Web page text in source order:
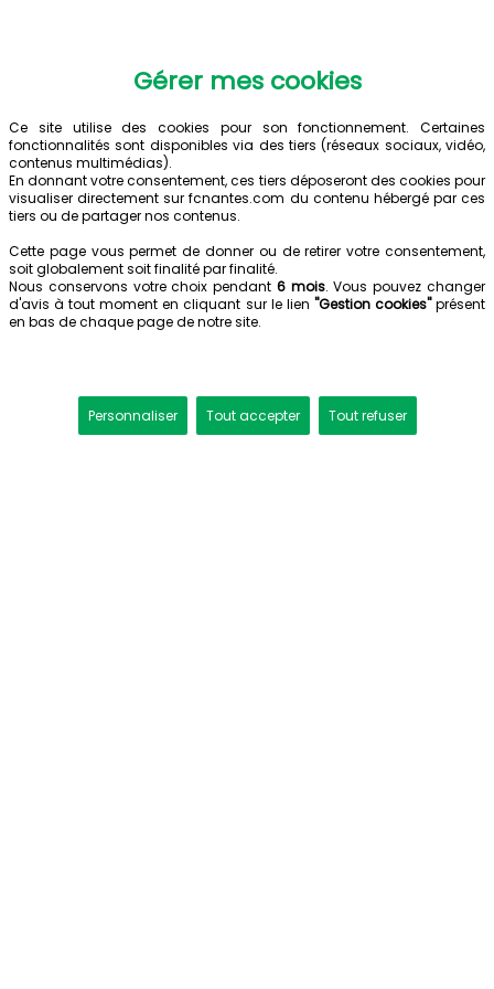
Gérer mes cookies
Ce site utilise des cookies pour son fonctionnement. Certaines
fonctionnalités sont disponibles via des tiers (réseaux sociaux, vidéo,
contenus multimédias).
En donnant votre consentement, ces tiers déposeront des cookies pour
visualiser directement sur fcnantes.com du contenu hébergé par ces
tiers ou de partager nos contenus.
Cette page vous permet de donner ou de retirer votre consentement,
soit globalement soit finalité par finalité.
Nous conservons votre choix pendant 6 mois. Vous pouvez changer
d'avis à tout moment en cliquant sur le lien "Gestion cookies"présent
en bas de chaque page de notre site.
Personnaliser Tout accepter Tout refuser